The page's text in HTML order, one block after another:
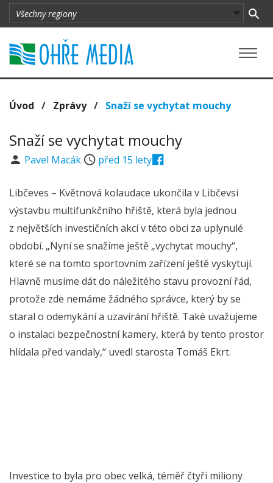
Úvod / Zprávy/ Snaží se vychytat mouchy
Snaží se vychytat mouchy
Pavel Macák před 15 lety
Libčeves – Květnová kolaudace ukončila v Libčevsi
výstavbu multifunkčního hřiště, která byla jednou
z největších investičních akcí v této obci za uplynulé
období. „Nyní se snažíme ještě „vychytat mouchy“,
které se na tomto sportovním zařízení ještě vyskytují.
Hlavně musíme dát do náležitého stavu provozní řád,
protože zde nemáme žádného správce, který by se
staral o odemykání a uzavírání hřiště. Také uvažujeme
o instalaci bezpečnostní kamery, která by tento prostor
hlídala před vandaly,“ uvedl starosta Tomáš Ekrt.
Investice to byla pro obec velká, téměř čtyři miliony